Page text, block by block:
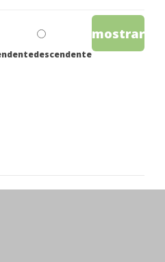
descendente
mostrar